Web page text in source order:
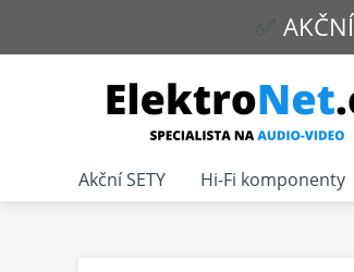
✅ AKČNÍ
Akční SETY Hi-Fi komponenty